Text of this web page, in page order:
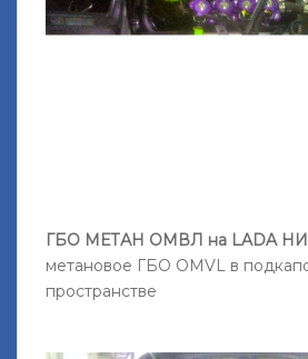
ГБО МЕТАН ОМВЛ на LADA
метановое ГБО OMVL в
пространстве